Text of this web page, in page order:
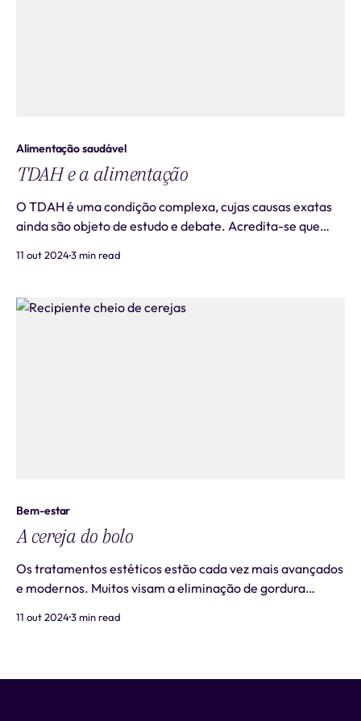
Alimentação saudável
TDAH e a alimentação
O TDAH é uma condição complexa, cujas causas exatas
ainda são objeto de estudo e debate. Acredita-se que
cérebro, desequilíbrios de neurotransmissores e
desenvolvimento do TDAH. Embora o transtorno p
11 out 20243 min read
Bem-estar
A cereja do bolo
Os tratamentos estéticos estão cada vez mais avançados
e modernos. Muitos visam a eliminação de gordura
celulite. Porém, importante sempre ter em mente que,
não à
11 out 20243 min read